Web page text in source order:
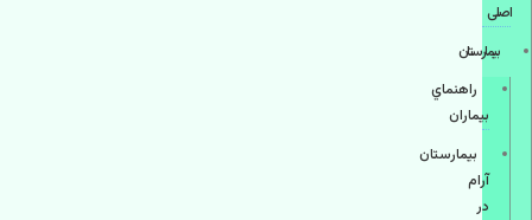
اصلی
بيمارستان
راهنماي
بیماران
بیمارستان
آرام
در